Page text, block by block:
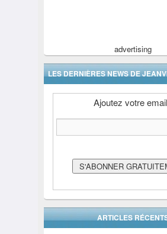
advertising
LES DERNIÈRES NEWS DE
Ajoutez votre
ARTICLES